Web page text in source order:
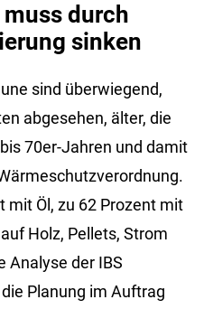
durch
sinken
sind überwiegend,
abgesehen, älter, die
70er-Jahren und damit
mit Öl, zu 62 Prozent mit
Holz, Pellets, Strom
Analyse der IBS
Planung im Auftrag